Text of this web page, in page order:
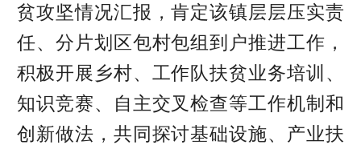
贫攻坚情况汇报，肯定该镇层层压实责
任、分片划区包村包组到户推进工作，
积极开展乡村、工作队扶贫业务培训、
知识竞赛、自主交叉检查等工作机制和
创新做法，共同探讨基础设施、产业扶